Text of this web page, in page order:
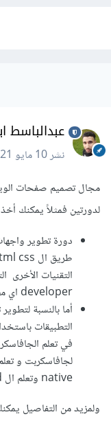
عبدالباسط
نشر10 مايو 2021
مجال تصميم صفحات
لدورتين فمثلاً يمكنك أخذ
دورة تطوير
developer اي مطور واجهات المستخدم
أما بالنسبة
التطبيقات
في تعلم
native وتعلم ال back-end ايضاً
ولمزيد من التفاصيل